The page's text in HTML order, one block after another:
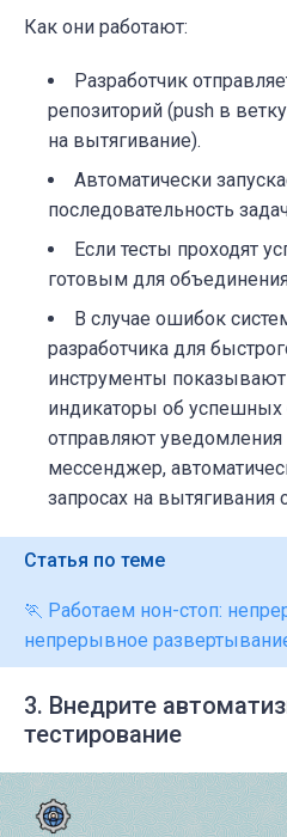
Как они работают:
Разработчик
репозиторий (push в
на вытягивание).
Автоматически
последовательность
Если тесты проходят
готовым для
В случае ошибок
разработчика для
инструменты
индикаторы об успешных
отправляют уведомления
мессенджер,
запросах на вытягивания
Статья по теме
🏃 Работаем нон-стоп:
непрерывное
3. Внедрите
тестирование